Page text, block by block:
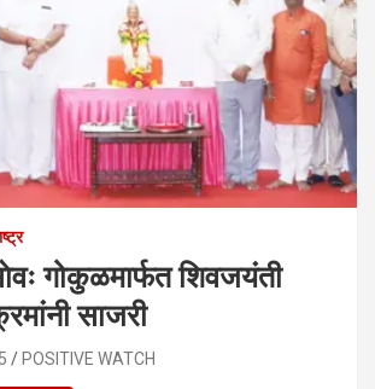
गोकुळमार्फत शिवजयंती
साजरी
POSITIVE WATCH